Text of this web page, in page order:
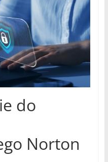
do
Norton